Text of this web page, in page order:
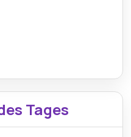
Tages